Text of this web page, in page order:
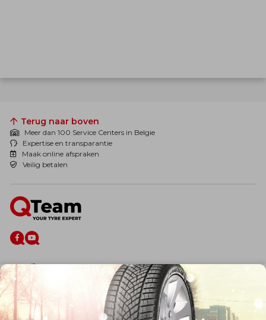
Terug naar boven
Meer dan 100 Service Centers in Belgie
Expertise en transparantie
Maak online afspraken
Veilig betalen
De firma
Wie zijn wij?
Blog
Onze dienstverlening